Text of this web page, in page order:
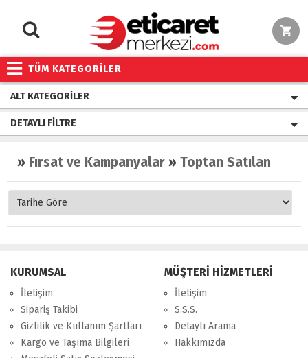
TÜM KATEGORİLER
ALT KATEGORILER
DETAYLI FILTRE
» Fırsat ve Kampanyalar » Toptan Satılan Ürünler
KURUMSAL
İletişim
Sipariş Takibi
Gizlilik ve Kullanım Şartları
Kargo ve Taşıma Bilgileri
MÜŞTERİ HİZMETLERİ
İletişim
S.S.S.
Detaylı Arama
Hakkımızda